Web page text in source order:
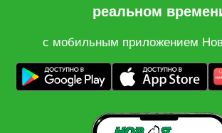
реальном
с мобильным приложением